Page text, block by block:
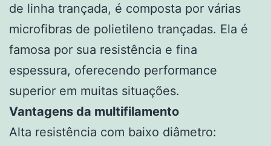
de linha trançada, é composta por várias
microfibras de polietileno trançadas. Ela é
famosa por sua resistência e fina
espessura, oferecendo performance
superior em muitas situações.
Vantagens da multifilamento
Alta resistência com baixo diâmetro: